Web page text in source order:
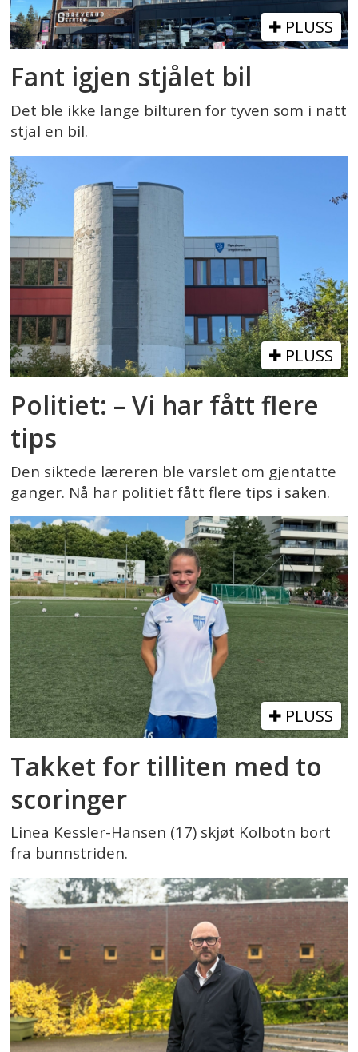
PLUSS
Fant igjen stjålet bil
Det ble ikke lange bilturen for tyven som i natt
stjal en bil.
PLUSS
Politiet: – Vi har fått flere
tips
Den siktede læreren ble varslet om gjentatte
ganger. Nå har politiet fått flere tips i saken.
PLUSS
Takket for tilliten med to
scoringer
Linea Kessler-Hansen (17) skjøt Kolbotn bort
fra bunnstriden.